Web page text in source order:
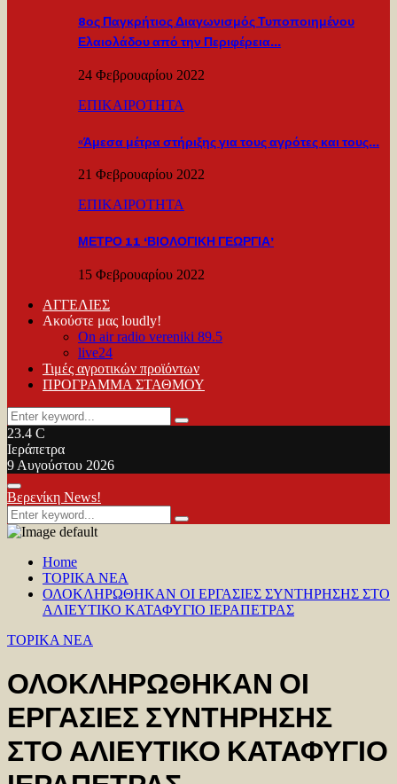
8ος Παγκρήτιος Διαγωνισμός Τυποποιημένου
Ελαιολάδου από την Περιφέρεια…
24 Φεβρουαρίου 2022
ΕΠΙΚΑΙΡΟΤΗΤΑ
«Άμεσα μέτρα στήριξης για τους αγρότες και τους…
21 Φεβρουαρίου 2022
ΕΠΙΚΑΙΡΟΤΗΤΑ
ΜΕΤΡΟ 11 ‘ΒΙΟΛΟΓΙΚΗ ΓΕΩΡΓΙΑ’
15 Φεβρουαρίου 2022
ΑΓΓΕΛΙΕΣ
Ακούστε μας loudly!
On air radio vereniki 89.5
live24
Τιμές αγροτικών προϊόντων
ΠΡΟΓΡΑΜΜΑ ΣΤΑΘΜΟΥ
Search
for:
Search
23.4 C
Ιεράπετρα
9 Αυγούστου 2026
Facebook
Twitter
Youtube
Primary
Menu
Βερενίκη News!
Search
for:
Search
Home
TOPIKA NEA
ΟΛΟΚΛΗΡΩΘΗΚΑΝ ΟΙ ΕΡΓΑΣΙΕΣ ΣΥΝΤΗΡΗΣΗΣ ΣΤΟ
ΑΛΙΕΥΤΙΚΟ ΚΑΤΑΦΥΓΙΟ ΙΕΡΑΠΕΤΡΑΣ
TOPIKA NEA
ΟΛΟΚΛΗΡΩΘΗΚΑΝ ΟΙ
ΕΡΓΑΣΙΕΣ ΣΥΝΤΗΡΗΣΗΣ
ΣΤΟ ΑΛΙΕΥΤΙΚΟ ΚΑΤΑΦΥΓΙΟ